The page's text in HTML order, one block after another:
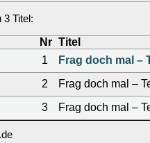
3 Titel:
Nr Titel
1 Frag doch mal –
2 Frag doch mal –
3 Frag doch mal –